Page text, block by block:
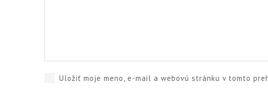
Uložiť moje meno, e-mail a webovú stránku v tomto